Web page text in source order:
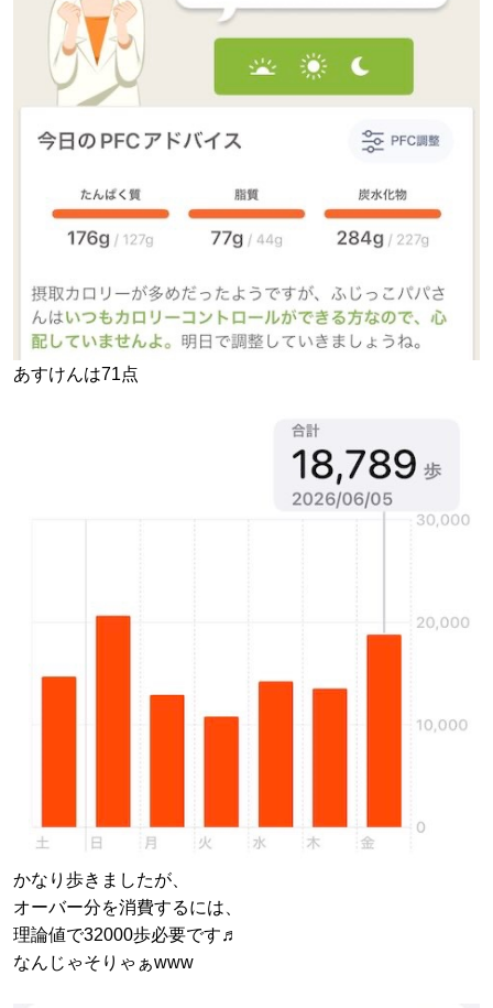
あすけんは71点
かなり歩きましたが、
オーバー分を消費するには、
理論値で32000歩必要です♬
なんじゃそりゃぁwww